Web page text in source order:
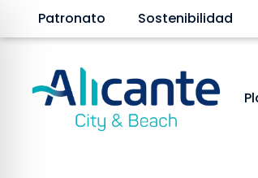
Patronato Sostenibilidad